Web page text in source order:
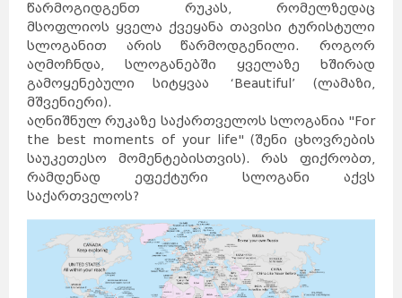
წარმოგიდგენთ რუკას, რომელზედაც
მსოფლიოს ყველა ქვეყანა თავისი ტურისტული
სლოგანით არის წარმოდგენილი. როგორ
აღმოჩნდა, სლოგანებში ყველაზე ხშირად
გამოყენებული სიტყვაა ‘Beautiful’ (ლამაზი,
მშვენიერი).
აღნიშნულ რუკაზე საქართველოს სლოგანია "For
the best moments of your life" (შენი ცხოვრების
საუკეთესო მომენტებისთვის). რას ფიქრობთ,
რამდენად ეფექტური სლოგანი აქვს
საქართველოს?